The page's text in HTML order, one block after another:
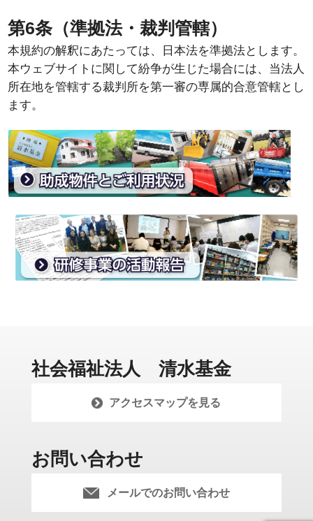
第6条（準拠法・裁判管轄）
本規約の解釈にあたっては、日本法を準拠法とします。
本ウェブサイトに関して紛争が生じた場合には、当法人
所在地を管轄する裁判所を第一審の専属的合意管轄とし
ます。
社会福祉法人 清水基金
アクセスマップを見る
お問い合わせ
メールでのお問い合わせ